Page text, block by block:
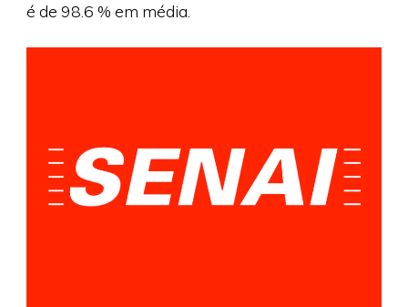
é de 98.6 % em média.